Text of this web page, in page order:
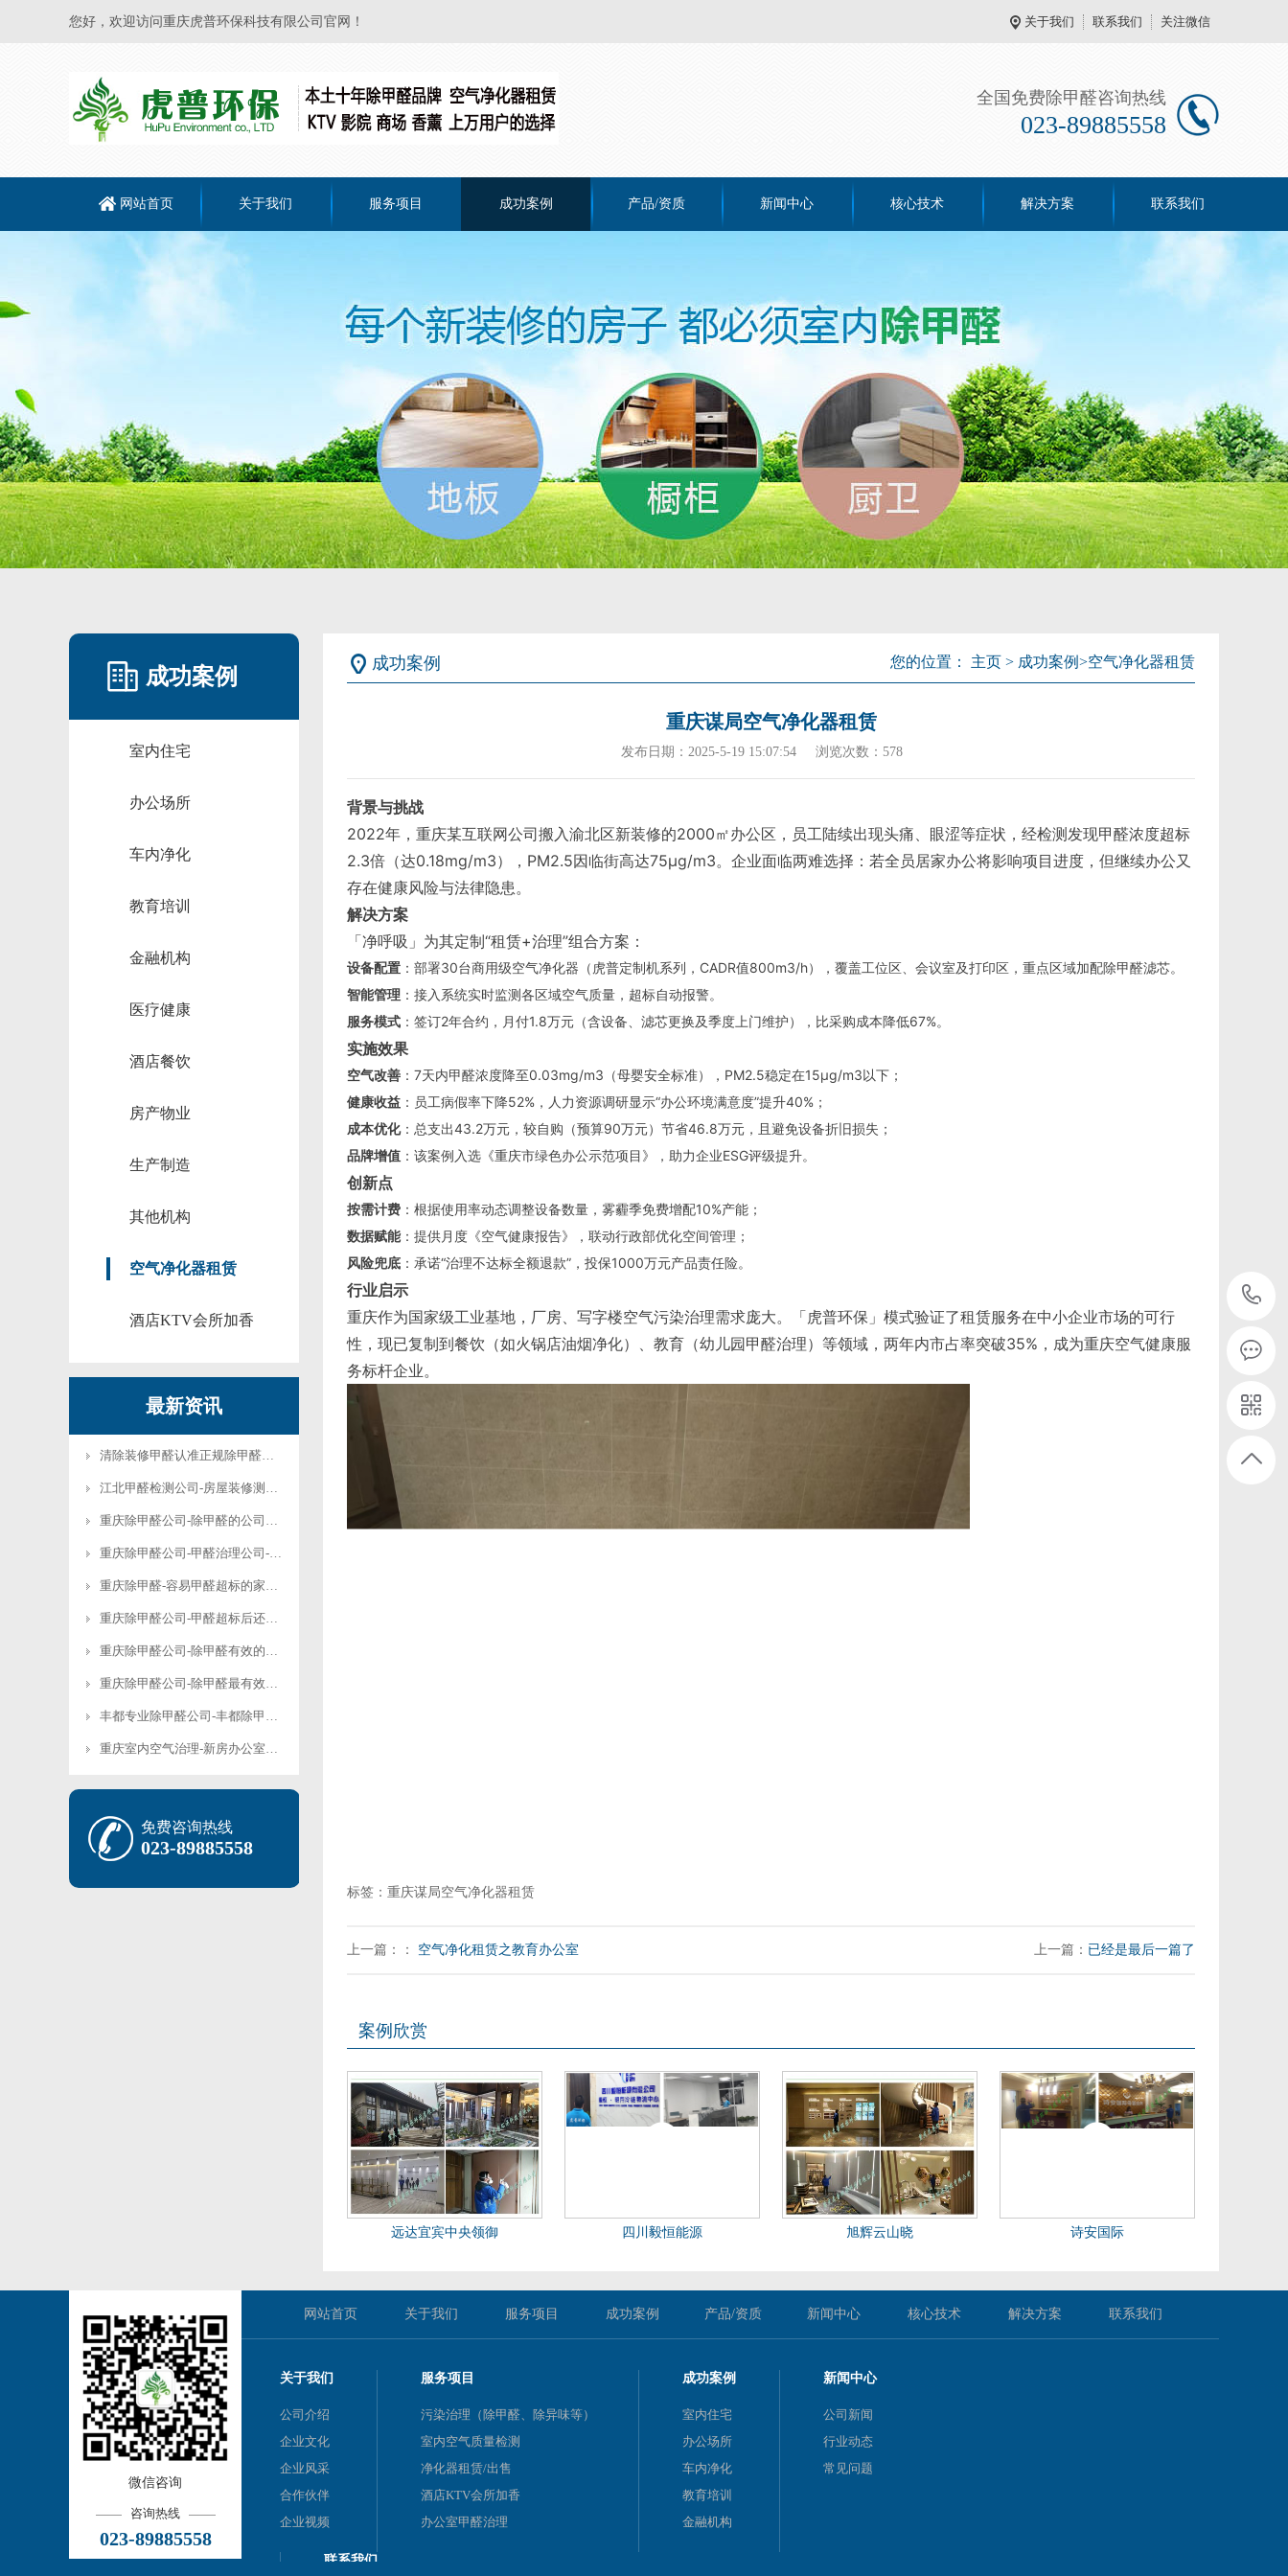
您好，欢迎访问重庆虎普环保科技有限公司官网！ 关于我们 联系我们 关注微信
全国免费除甲醛咨询热线
023-89885558
网站首页 关于我们 服务项目 成功案例 产品/资质 新闻中心 核心技术 解决方案 联系我们
成功案例
室内住宅
办公场所
车内净化
教育培训
金融机构
医疗健康
酒店餐饮
房产物业
生产制造
其他机构
空气净化器租赁
酒店KTV会所加香
最新资讯
清除装修甲醛认准正规除甲醛机构
江北甲醛检测公司-房屋装修测甲醛-检测装修甲醛的方法
重庆除甲醛公司-除甲醛的公司到底有用吗-除甲醛的公司
重庆除甲醛公司-甲醛治理公司-新房怎样除甲醛效果最好-新房怎样除甲醛最快最好
重庆除甲醛-容易甲醛超标的家具以及解决方法
重庆除甲醛公司-甲醛超标后还会严重危害人体健康
重庆除甲醛公司-除甲醛有效的三种方法-除甲醛有效的空气净化器
重庆除甲醛公司-除甲醛最有效的办法 开暖风-怎样除甲醛最快最有效的方法
丰都专业除甲醛公司-丰都除甲醛-丰都专业除甲醛公司有用吗
重庆室内空气治理-新房办公室装修污染治理
免费咨询热线
023-89885558
成功案例 您的位置： 主页 > 成功案例>空气净化器租赁
重庆谋局空气净化器租赁
发布日期：2025-5-19 15:07:54 浏览次数： 578
背景与挑战
2022年，重庆某互联网公司搬入渝北区新装修的2000㎡办公区，员工陆续出现头痛、眼涩等症状，经检测发现甲醛浓度超标
2.3倍（达0.18mg/m3），PM2.5因临街高达75μg/m3。企业面临两难选择：若全员居家办公将影响项目进度，但继续办公又
存在健康风险与法律隐患。
解决方案
「净呼吸」为其定制“租赁+治理”组合方案：
设备配置 ：部署30台商用级空气净化器（虎普定制机系列，CADR值800m3/h），覆盖工位区、会议室及打印区，重点区域加配除甲醛滤芯。
智能管理 ：接入系统实时监测各区域空气质量，超标自动报警。
服务模式 ：签订2年合约，月付1.8万元（含设备、滤芯更换及季度上门维护），比采购成本降低67%。
实施效果
空气改善 ：7天内甲醛浓度降至0.03mg/m3（母婴安全标准），PM2.5稳定在15μg/m3以下；
健康收益 ：员工病假率下降52%，人力资源调研显示“办公环境满意度”提升40%；
成本优化：总支出43.2万元，较自购（预算90万元）节省46.8万元，且避免设备折旧损失；
品牌增值 ：该案例入选《重庆市绿色办公示范项目》，助力企业ESG评级提升。
创新点
按需计费 ：根据使用率动态调整设备数量，雾霾季免费增配10%产能；
数据赋能：提供月度《空气健康报告》，联动行政部优化空间管理；
风险兜底 ：承诺“治理不达标全额退款”，投保1000万元产品责任险。
行业启示
重庆作为国家级工业基地，厂房、写字楼空气污染治理需求庞大。「虎普环保」模式验证了租赁服务在中小企业市场的可行
性，现已复制到餐饮（如火锅店油烟净化）、教育（幼儿园甲醛治理）等领域，两年内市占率突破35%，成为重庆空气健康服
务标杆企业。
标签：重庆谋局空气净化器租赁
上一篇：： 空气净化租赁之教育办公室 上一篇： 已经是最后一篇了
案例欣赏
远达宜宾中央领御 四川毅恒能源 旭辉云山晓 诗安国际
微信咨询
咨询热线
023-89885558
网站首页 关于我们 服务项目 成功案例 产品/资质 新闻中心 核心技术 解决方案 联系我们
关于我们
公司介绍
企业文化
企业风采
合作伙伴
企业视频
服务项目
污染治理（除甲醛、除异味等）
室内空气质量检测
净化器租赁/出售
酒店KTV会所加香
办公室甲醛治理
成功案例
室内住宅
办公场所
车内净化
教育培训
金融机构
新闻中心
公司新闻
行业动态
常见问题
联系我们